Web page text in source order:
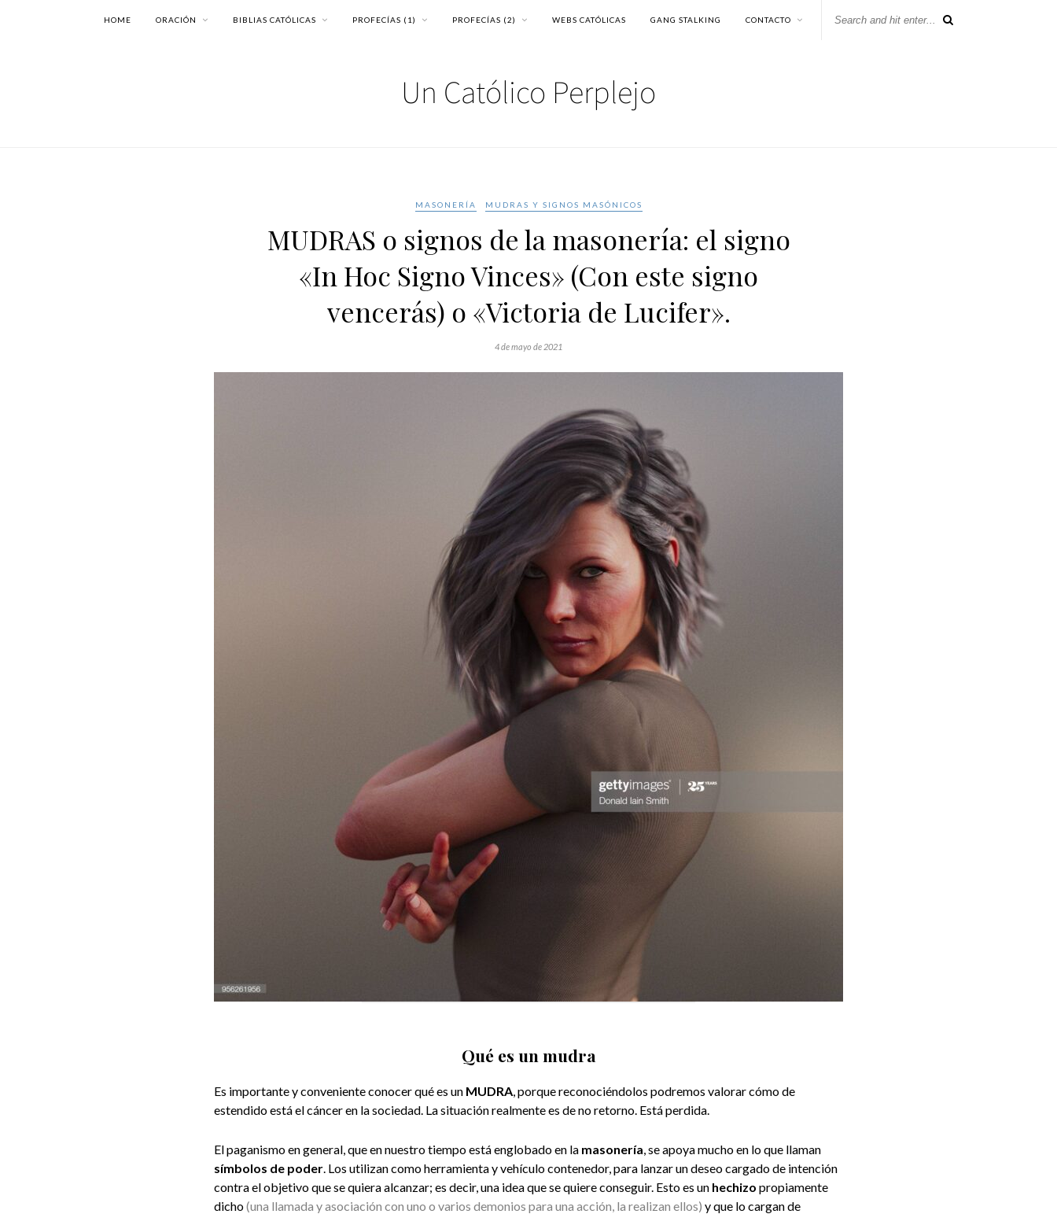
HOME ORACIÓN BIBLIAS CATÓLICAS PROFECÍAS (1) PROFECÍAS (2) WEBS CATÓLICAS GANG STALKING CONTACTO
MASONERÍA MUDRAS Y SIGNOS MASÓNICOS
MUDRAS o signos de la masonería: el signo
«In Hoc Signo Vinces» (Con este signo
vencerás) o «Victoria de Lucifer».
4 de mayo de 2021
Una mujer lanzando un hechizo en forma de signo gestual o mudra.
Qué es un mudra
Es importante y conveniente conocer qué es un MUDRA, porque reconociéndolos podremos valorar cómo de
estendido está el cáncer en la sociedad. La situación realmente es de no retorno. Está perdida.
El paganismo en general, que en nuestro tiempo está englobado en la masonería, se apoya mucho en lo que llaman
símbolos de poder. Los utilizan como herramienta y vehículo contenedor, para lanzar un deseo cargado de intención
contra el objetivo que se quiera alcanzar; es decir, una idea que se quiere conseguir. Esto es un hechizo propiamente
dicho(una llamada y asociación con uno o varios demonios para una acción, la realizan ellos) y que lo cargan de